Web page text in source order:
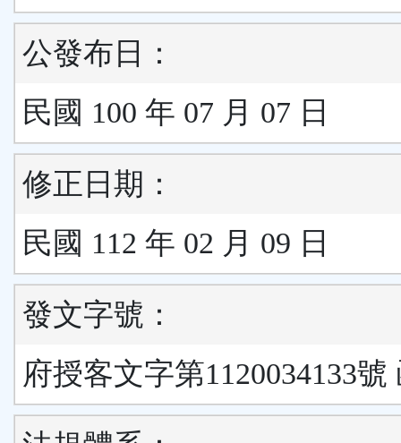
公發布日：
民國 100 年 07 月 07 日
修正日期：
民國 112 年 02 月 09 日
發文字號：
府授客文字第1120034133號